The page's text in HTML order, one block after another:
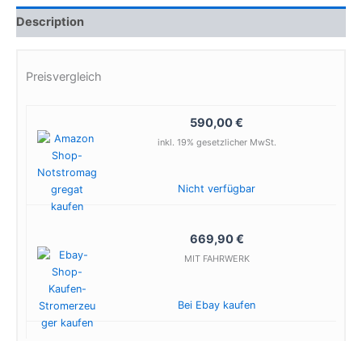
Description
Preisvergleich
590,00 €
inkl. 19% gesetzlicher MwSt.
Nicht verfügbar
669,90 €
MIT FAHRWERK
Bei Ebay kaufen